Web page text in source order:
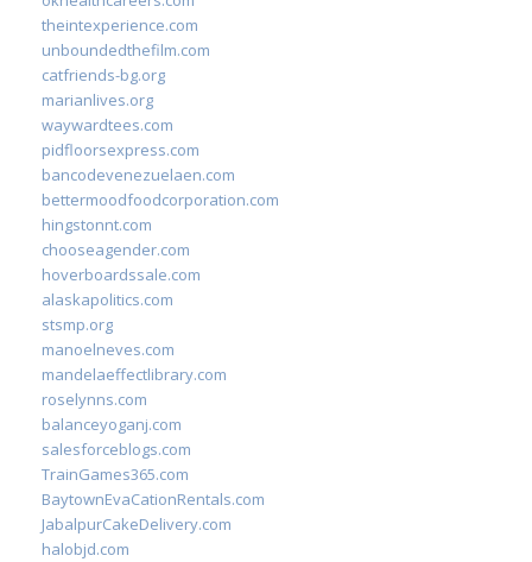
theintexperience.com
unboundedthefilm.com
catfriends-bg.org
marianlives.org
waywardtees.com
pidfloorsexpress.com
bancodevenezuelaen.com
bettermoodfoodcorporation.com
hingstonnt.com
chooseagender.com
hoverboardssale.com
alaskapolitics.com
stsmp.org
manoelneves.com
mandelaeffectlibrary.com
roselynns.com
balanceyoganj.com
salesforceblogs.com
TrainGames365.com
BaytownEvaCationRentals.com
JabalpurCakeDelivery.com
halobjd.com